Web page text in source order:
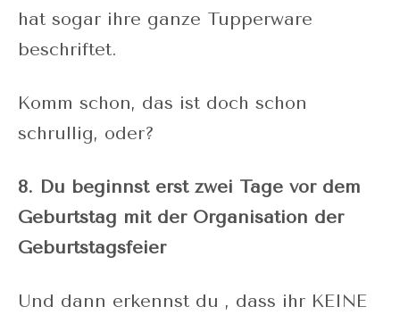
hat sogar ihre ganze Tupperware
beschriftet.
Komm schon, das ist doch schon
schrullig, oder?
8. Du beginnst erst zwei Tage vor dem
Geburtstag mit der Organisation der
Geburtstagsfeier
Und dann erkennst du , dass ihr KEINE